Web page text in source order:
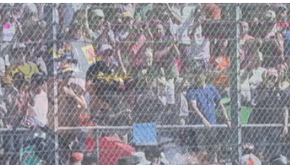
SOSTENIBILIDAD
CELEBRA CON NOSOTROS